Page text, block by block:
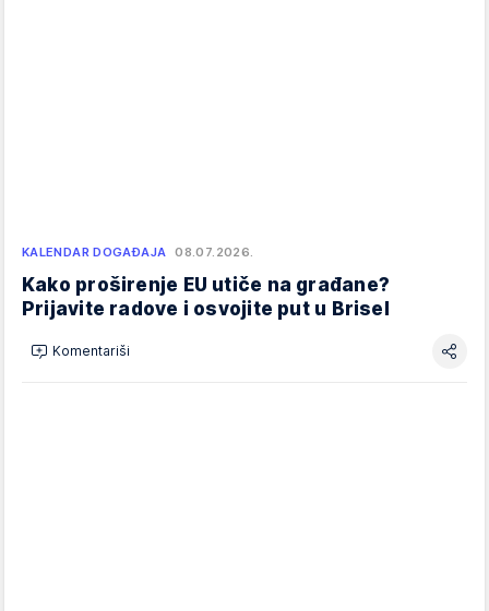
KALENDAR DOGAĐAJA 08.07.2026.
Kako proširenje EU utiče na građane?
Prijavite radove i osvojite put u Brisel
Komentariši